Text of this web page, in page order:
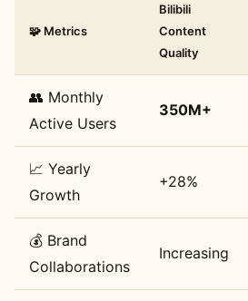
🧩 Metrics
Bilibili
Content
Quality
👥 Monthly
Active Users
350M+
📈 Yearly
Growth
+28%
💰 Brand
Collaborations
Increasing